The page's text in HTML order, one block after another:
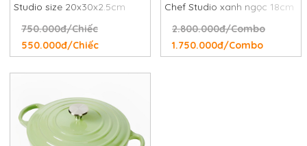
Studio size 20x30x2.5cm
750.000đ/Chiếc
550.000đ/Chiếc
Chef Studio xanh ngọc 18cm
2.800.000đ/Combo
1.750.000đ/Combo